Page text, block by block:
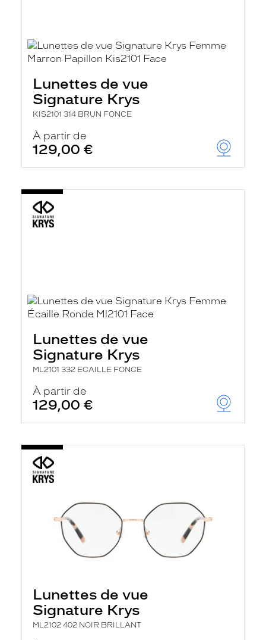
Lunettes de vue
Signature Krys
KIS2101 314 BRUN FONCE
À partir de
129,00 €
Lunettes de vue
Signature Krys
ML2101 332 ECAILLE FONCE
À partir de
129,00 €
Lunettes de vue
Signature Krys
ML2102 402 NOIR BRILLANT